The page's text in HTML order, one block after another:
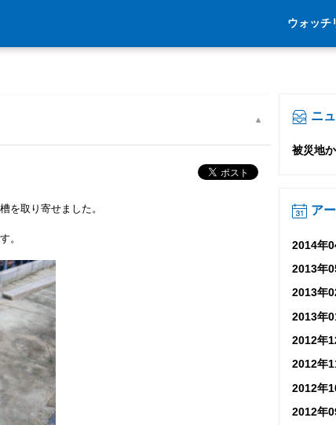
ウォッチ
を取り寄せました。
。
ニ
被災地
ア
2014年
2013年
2013年
2013年
2012年
2012年
2012年
2012年